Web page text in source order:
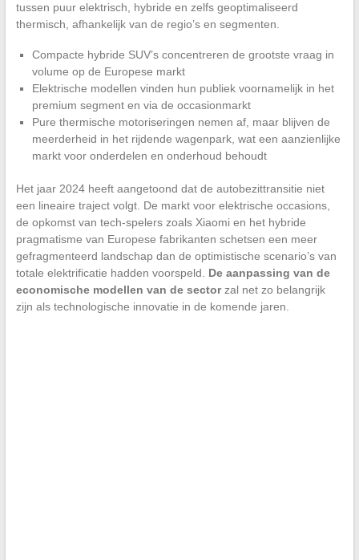
tussen puur elektrisch, hybride en zelfs geoptimaliseerd
thermisch, afhankelijk van de regio’s en segmenten.
Compacte hybride SUV’s concentreren de grootste vraag in
volume op de Europese markt
Elektrische modellen vinden hun publiek voornamelijk in het
premium segment en via de occasionmarkt
Pure thermische motoriseringen nemen af, maar blijven de
meerderheid in het rijdende wagenpark, wat een aanzienlijke
markt voor onderdelen en onderhoud behoudt
Het jaar 2024 heeft aangetoond dat de autobezittransitie niet
een lineaire traject volgt. De markt voor elektrische occasions,
de opkomst van tech-spelers zoals Xiaomi en het hybride
pragmatisme van Europese fabrikanten schetsen een meer
gefragmenteerd landschap dan de optimistische scenario’s van
totale elektrificatie hadden voorspeld. De aanpassing van de
economische modellen van de sectorzal net zo belangrijk
zijn als technologische innovatie in de komende jaren.